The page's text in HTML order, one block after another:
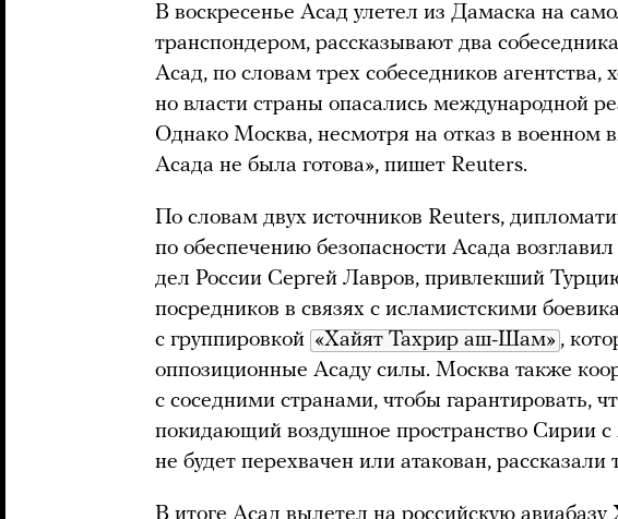
В воскресенье Асад улетел из Дамаска на
транспондером, рассказывают два
Асад, по словам трех собеседников агентства,
но власти страны опасались международной
Однако Москва, несмотря на отказ в военном
Асада не была готова», пишет Reuters.
По словам двух источников Reuters,
по обеспечению безопасности Асада
дел России Сергей Лавров, привлекший
посредников в связях с исламистскими
с группировкой «Хайят Тахрир аш-Шам» ,
оппозиционные Асаду силы. Москва также
с соседними странами, чтобы гарантировать,
покидающий воздушное пространство Сирии с
не будет перехвачен или атакован, рассказали
В итоге Асад вылетел на российскую